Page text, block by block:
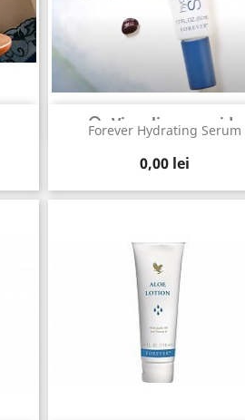
Forever Hydrating Serum
Pret
0,00 lei
Vizualizare rapida